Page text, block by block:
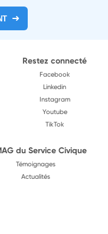
Restez connecté
Facebook
Linkedin
Instagram
Youtube
TikTok
du Service Civique
Témoignages
Actualités